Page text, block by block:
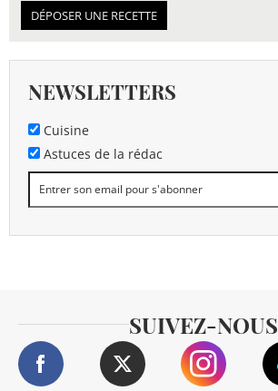
DÉPOSER UNE RECETTE
NEWSLETTERS
Cuisine
Astuces de la rédac
SUIVEZ-NOUS